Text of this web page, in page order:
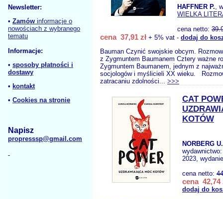
Newsletter:
• Zamów informacje o
nowościach z wybranego
tematu
Informacje:
• sposoby płatności i
dostawy
• kontakt
• Cookies na stronie
Napisz
propresssp@gmail.com
HAFFNER P.,
WIELKA
cena netto:
cena 37,91 zł + 5% vat - dodaj do
Bauman Czynić swojskie obcym.
z Zygmuntem Baumanem Cztery ważne
Zygmuntem Baumanem, jednym z
socjologów i myślicieli XX wieku.
zatracaniu zdolności... >>>
CAT
KOTÓW
NORBERG
2023,
cena netto:
cena 42,74
dodaj do